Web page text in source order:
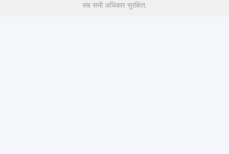
सब सभी अधिकार सुरक्षित.